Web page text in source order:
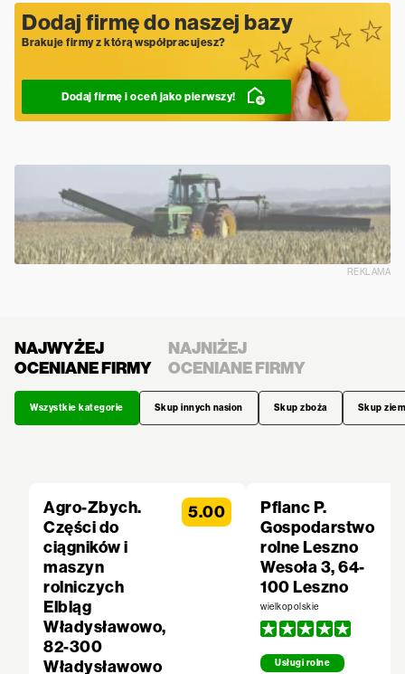
Dodaj firmę do naszej bazy
Brakuje firmy z którą współpracujesz?
Dodaj firmę i oceń jako pierwszy!
REKLAMA
NAJWYŻEJ
OCENIANE FIRMY
NAJNIŻEJ
OCENIANE FIRMY
Wszystkie kategorie Skup innych nasion Skup zboża Skup
Agro-Zbych.
Części do
ciągników i
maszyn
rolniczych
Elbląg
Władysławowo,
82-300
Władysławowo
5.00
Pflanc P.
Gospodarstwo
rolne Leszno
Wesoła 3, 64-
100 Leszno
wielkopolskie
Usługi rolne